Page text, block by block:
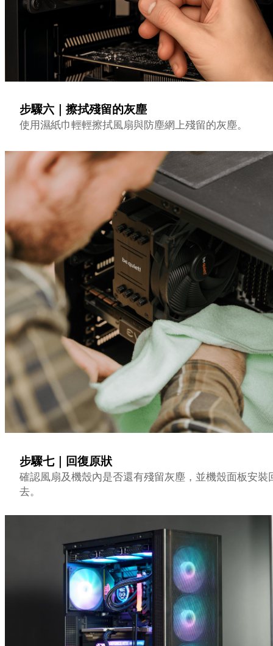
步驟六｜擦拭殘留的灰塵
使用濕紙巾輕輕擦拭風扇與防塵網上殘留的灰塵。
步驟七｜回復原狀
確認風扇及機殼內是否還有殘留灰塵，並機殼面板安裝
去。